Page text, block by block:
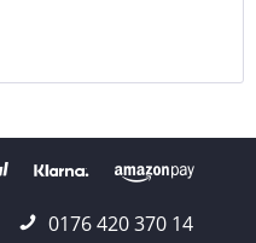
0176 420 370 14